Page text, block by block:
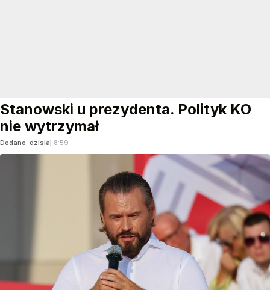
Stanowski u prezydenta. Polityk KO
nie wytrzymał
Dodano: dzisiaj 8:59